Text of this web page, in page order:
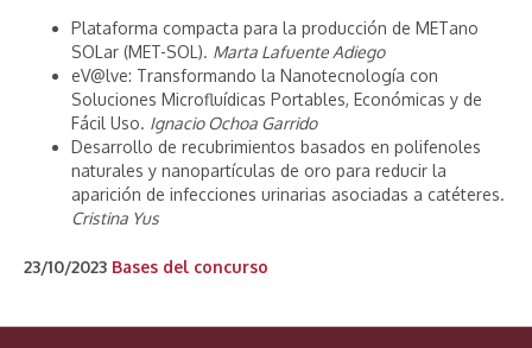
Plataforma compacta para la producción de METano
SOLar (MET-SOL). Marta Lafuente Adiego
eV@lve: Transformando la Nanotecnología con
Soluciones Microfluídicas Portables, Económicas y de
Fácil Uso. Ignacio Ochoa Garrido
Desarrollo de recubrimientos basados en polifenoles
naturales y nanopartículas de oro para reducir la
aparición de infecciones urinarias asociadas a catéteres.
Cristina Yus
23/10/2023 Bases del concurso